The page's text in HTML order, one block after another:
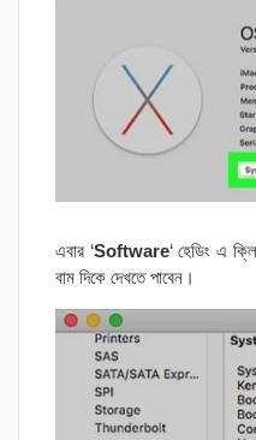
এবার ‘Software‘ হেডিং এ
বাম দিকে দেখতে পাবেন।